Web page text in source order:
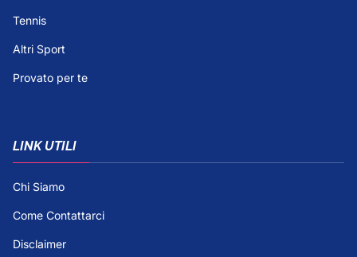
Tennis
Altri Sport
Provato per te
LINK UTILI
Chi Siamo
Come Contattarci
Disclaimer